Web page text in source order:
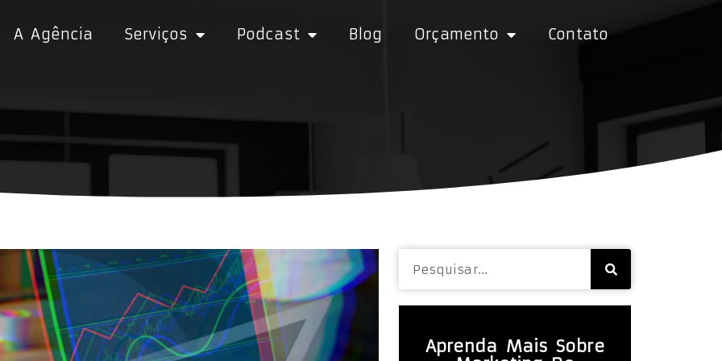
A Agência Serviços Podcast Blog Orçamento Contato
Aprenda Mais Sobre